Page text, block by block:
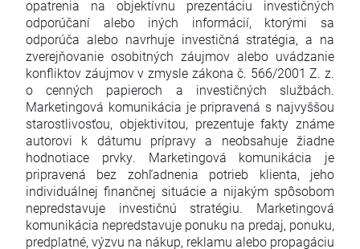
opatrenia na objektívnu prezentáciu investičných
odporúčaní alebo iných informácií, ktorými sa
odporúča alebo navrhuje investičná stratégia, a na
zverejňovanie osobitných záujmov alebo uvádzanie
konfliktov záujmov v zmysle zákona č. 566/2001 Z. z.
o cenných papieroch a investičných službách.
Marketingová komunikácia je pripravená s najvyššou
starostlivosťou, objektivitou, prezentuje fakty známe
autorovi k dátumu prípravy a neobsahuje žiadne
hodnotiace prvky. Marketingová komunikácia je
pripravená bez zohľadnenia potrieb klienta, jeho
individuálnej finančnej situácie a nijakým spôsobom
nepredstavuje investičnú stratégiu. Marketingová
komunikácia nepredstavuje ponuku na predaj, ponuku,
predplatné, výzvu na nákup, reklamu alebo propagáciu